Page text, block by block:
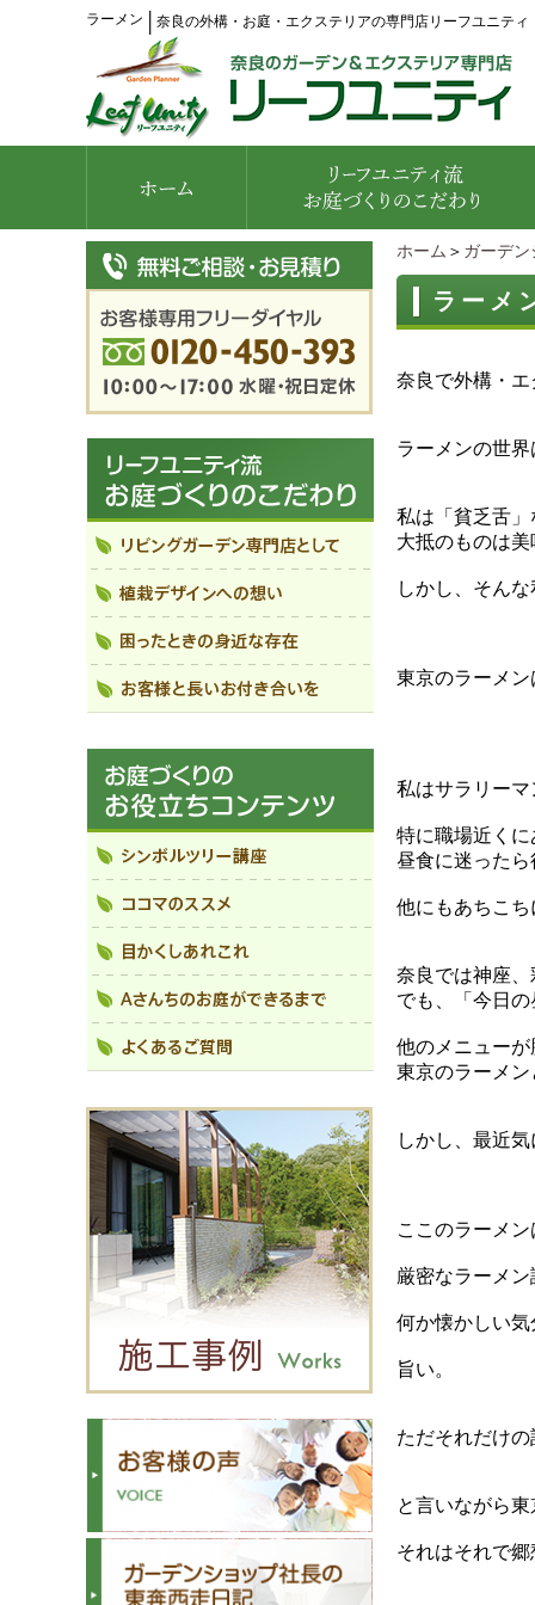
ラーメン 奈良の外構・お庭・エクステリアの専門店リーフユニティ
ホーム ＞ ガーデ
ラーメ
奈良で外構・
ラーメンの世
私は「貧乏舌
大抵のものは
しかし、そん
東京のラーメ
私はサラリー
特に職場近く
昼食に迷った
他にもあちこ
奈良では神座
でも、「今日
他のメニュー
東京のラーメ
しかし、最近
ここのラーメ
厳密なラーメ
何か懐かしい
旨い。
ただそれだけ
と言いながら
それはそれで